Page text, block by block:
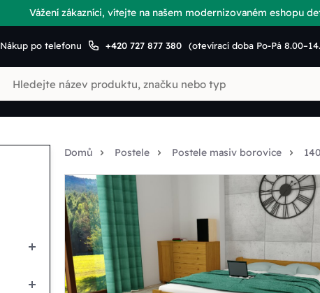
Vážení zákazníci, vítejte na našem modernizovaném eshopu
Nákup po telefonu +420 727 877 380 (otevírací doba Po-Pá
Domů Postele Postele masiv borovice